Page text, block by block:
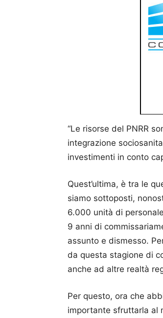
“Le risorse del PNRR
integrazione
investimenti in conto
Quest’ultima, è tra le
siamo sottoposti,
6.000 unità di
9 anni di
assunto e dismesso.
da questa stagione di
anche ad altre realtà
Per questo, ora che
importante sfruttarla al